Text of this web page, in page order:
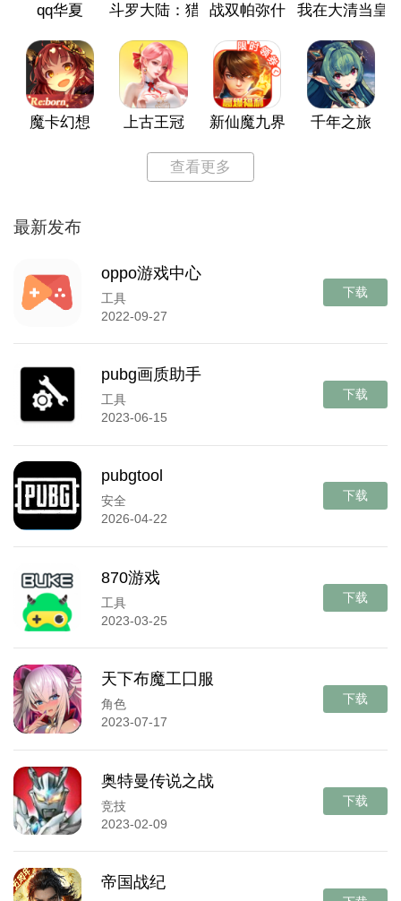
qq华夏 斗罗大陆：猎魂世界战双帕弥什 我在大清当皇
魔卡幻想 上古王冠 新仙魔九界 千年之旅
查看更多
最新发布
oppo游戏中心
工具
2022-09-27
下载
pubg画质助手
工具
2023-06-15
下载
pubgtool
安全
2026-04-22
下载
870游戏
工具
2023-03-25
下载
天下布魔工囗服
角色
2023-07-17
下载
奥特曼传说之战
竞技
2023-02-09
下载
帝国战纪